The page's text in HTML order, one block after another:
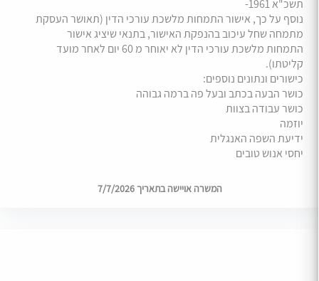
תשכ"א 1961-
נוסף על כך, אישור התמחות מלשכת עורכי הדין (תאושר העסקת
מתמחה שחל עיכוב בהנפקת האישור, בתנאי שיציג אישור
התמחות מלשכת עורכי הדין לא יאוחר מ 60 יום לאחר מועד
קליטתו).
כישורים ונתונים נוספים:
כושר הבעה בכתב ובעל פה ברמה גבוהה
כושר עבודה בצוות
יוזמה
ידיעת השפה האנגלית
יחסי אנוש טובים
המשרה אויישה בתאריך 7/7/2026